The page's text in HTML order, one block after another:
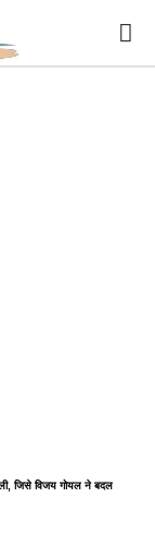
जिसे विजय गोयल ने बदल